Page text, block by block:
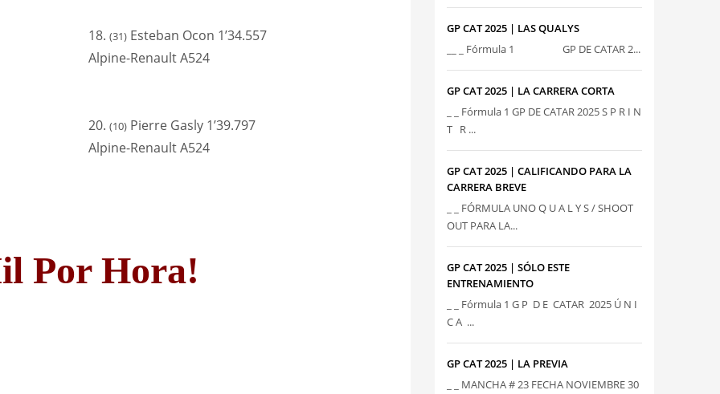
18.(31) Esteban Ocon 1’34.557
Alpine-Renault A524
20.(10) Pierre Gasly 1’39.797
Alpine-Renault A524
Por Hora!
GP CAT 2025 | LAS QUALYS
__ _ Fórmula 1 GP DE CATAR 2...
GP CAT 2025 | LA CARRERA CORTA
_ _ Fórmula 1 GP DE CATAR 2025 S P R I N
T R ...
GP CAT 2025 | CALIFICANDO PARA LA
CARRERA BREVE
_ _ FÓRMULA UNO Q U A L Y S / SHOOT
OUT PARA LA...
GP CAT 2025 | SÓLO ESTE
ENTRENAMIENTO
_ _ Fórmula 1 G P D E CATAR 2025 Ú N I
C A ...
GP CAT 2025 | LA PREVIA
_ _ MANCHA # 23 FECHA NOVIEMBRE 30